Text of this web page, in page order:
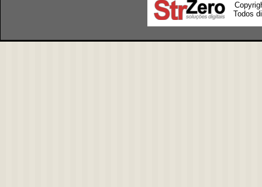
Todos